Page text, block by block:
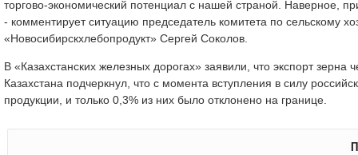
торгово-экономический потенциал с нашей страной. Наверное,
- комментирует ситуацию председатель комитета по сельскому
«Новосибирскхлебопродукт» Сергей Соколов.
В «Казахстанских железных дорогах» заявили, что экспорт
Казахстана подчеркнул, что с момента вступления в силу
продукции, и только 0,3% из них было отклонено на границе.